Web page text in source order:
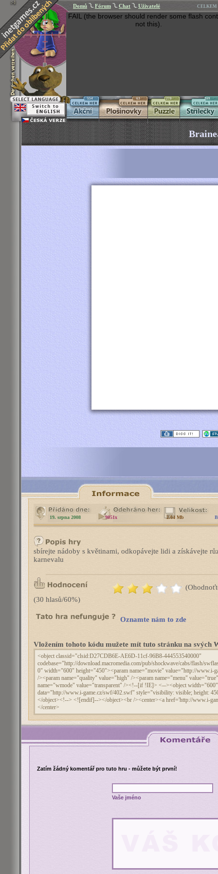
Domů Fórum Chat Uživatelé CELKEM
FAIL (the browser should render some flash
not this).
554 63 270 269
19. srpna 2008 9051x 2.04 Mb
sbírejte nádoby s květinami, odkopávejte lidi a získávejte
karnevalu
(30 hlasů/60%)
Oznamte nám to zde
Vložením tohoto kódu mužete mít tuto stránku na svých
Zatím žádný komentář pro tuto hru - můžete být první!
Vaše jméno